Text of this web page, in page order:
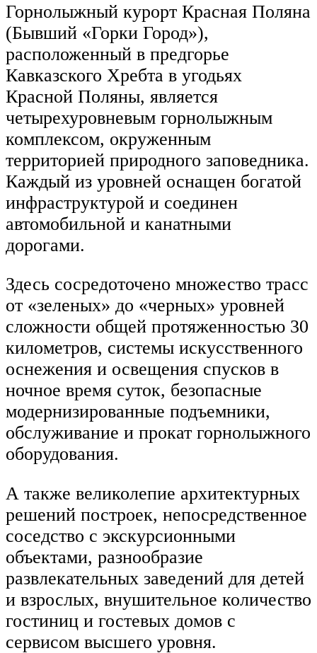
Горнолыжный курорт Красная Поляна
(Бывший «Горки Город»),
расположенный в предгорье
Кавказского Хребта в угодьях
Красной Поляны, является
четырехуровневым горнолыжным
комплексом, окруженным
территорией природного заповедника.
Каждый из уровней оснащен богатой
инфраструктурой и соединен
автомобильной и канатными
дорогами.
Здесь сосредоточено множество трасс
от «зеленых» до «черных» уровней
сложности общей протяженностью 30
километров, системы искусственного
оснежения и освещения спусков в
ночное время суток, безопасные
модернизированные подъемники,
обслуживание и прокат горнолыжного
оборудования.
А также великолепие архитектурных
решений построек, непосредственное
соседство с экскурсионными
объектами, разнообразие
развлекательных заведений для детей
и взрослых, внушительное количество
гостиниц и гостевых домов с
сервисом высшего уровня.